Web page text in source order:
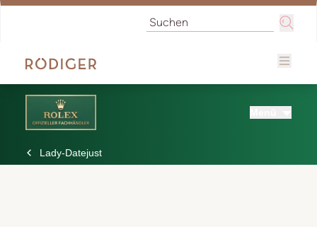
Lady-Datejust